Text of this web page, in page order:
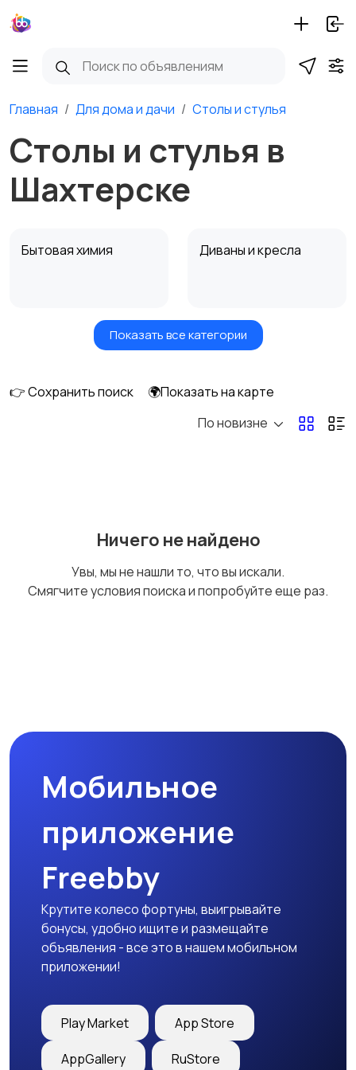
Главная Для дома и дачи Столы и стулья
Столы и стулья в
Шахтерске
Бытовая химия Диваны и кресла
Кровати и матрасы Кухонные гарнитуры
Оформление
сигнализации
Столы и стулья Текстиль и ковры
Шкафы и комоды
Показать все категории
👉 Сохранить поиск
🌍Показать на карте
По новизне
Ничего не найдено
Увы, мы не нашли то, что вы искали.
Смягчите условия поиска и попробуйте еще раз.
Мобильное
приложение
Freebby
Крутите колесо фортуны, выигрывайте
бонусы, удобно ищите и размещайте
объявления - все это в нашем мобильном
приложении!
Play Market App Store
AppGallery RuStore